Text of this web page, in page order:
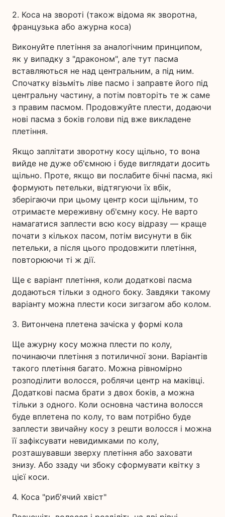
2. Коса на звороті (також відома як зворотна,
французька або ажурна коса)
Виконуйте плетіння за аналогічним принципом,
як у випадку з "драконом", але тут пасма
вставляються не над центральним, а під ним.
Спочатку візьміть ліве пасмо і заправте його під
центральну частину, а потім повторіть те ж саме
з правим пасмом. Продовжуйте плести, додаючи
нові пасма з боків голови під вже викладене
плетіння.
Якщо заплітати зворотну косу щільно, то вона
вийде не дуже об'ємною і буде виглядати досить
щільно. Проте, якщо ви послабите бічні пасма, які
формують петельки, відтягуючи їх вбік,
зберігаючи при цьому центр коси щільним, то
отримаєте мереживну об'ємну косу. Не варто
намагатися заплести всю косу відразу — краще
почати з кількох пасом, потім висунути в бік
петельки, а після цього продовжити плетіння,
повторюючи ті ж дії.
Ще є варіант плетіння, коли додаткові пасма
додаються тільки з одного боку. Завдяки такому
варіанту можна плести коси зигзагом або колом.
3. Витончена плетена зачіска у формі кола
Ще ажурну косу можна плести по колу,
починаючи плетіння з потиличної зони. Варіантів
такого плетіння багато. Можна рівномірно
розподілити волосся, роблячи центр на маківці.
Додаткові пасма брати з двох боків, а можна
тільки з одного. Коли основна частина волосся
буде вплетена по колу, то вам потрібно буде
заплести звичайну косу з решти волосся і можна
її зафіксувати невидимками по колу,
розташувавши зверху плетіння або заховати
знизу. Або ззаду чи збоку сформувати квітку з
цієї коси.
4. Коса "риб'ячий хвіст"